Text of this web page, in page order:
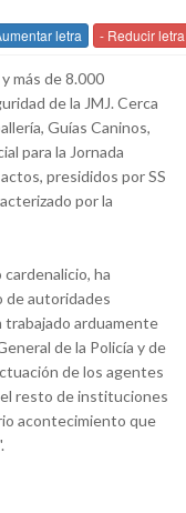
letra - Reducir letra
más de 8.000
de la JMJ. Cerca
Guías Caninos,
para la Jornada
presididos por SS
por la
ha
de autoridades
trabajado arduamente
de la Policía y de
de los agentes
el resto de instituciones
acontecimiento que